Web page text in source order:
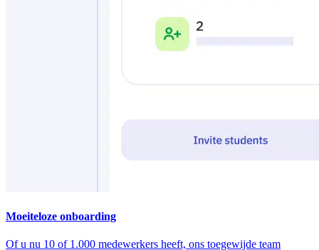
Moeiteloze onboarding
Of u nu 10 of 1.000 medewerkers heeft, ons toegewijde team